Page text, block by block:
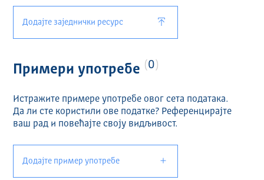
Додајте заједнички ресурс
Примери употребе 0
Истражите примере употребе овог сета података.
Да ли сте користили ове податке? Референцирајте
ваш рад и повећајте своју видљивост.
Додајте пример употребе